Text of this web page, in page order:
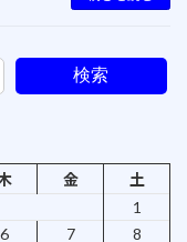
検索
金
土
1
6 7
8